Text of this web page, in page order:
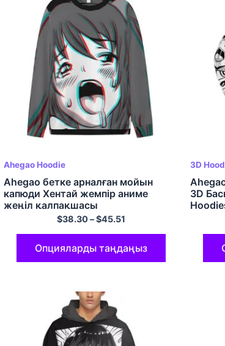
Ahegao Hoodie
Ahegao бетке арналған мойын
капюди Хентай жемпір аниме
жеңіл қалпақшасы
$38.30–$45.51
Опцияларды таңдаңыз
3D
3D